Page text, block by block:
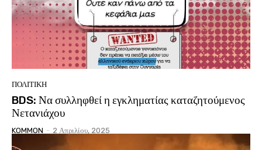
ΠΟΛΙΤΙΚΗ
BDS: Να συλληφθεί η εγκληματίας καταζητούμενος
Νετανιάχου
KOMMON - 2 Απριλίου, 2025